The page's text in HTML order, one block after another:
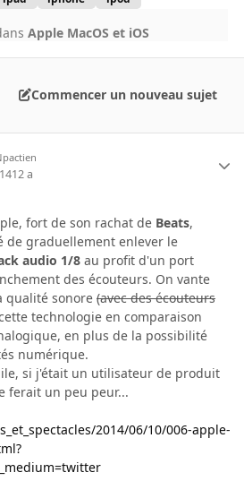
Apple MacOS et iOS
Commencer un nouveau sujet
12 a
fort de son rachat de Beats,
de graduellement enlever le
audio 1/8 au profit d'un port
des écouteurs. On vante
qualité sonore (avec des écouteurs
technologie en comparaison
en plus de la possibilité
numérique.
si j'était un utilisateur de produit
ferait un peu peur...
2014/06/10/006-apple-